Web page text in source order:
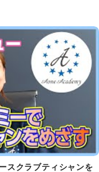
スクラブティシャンを